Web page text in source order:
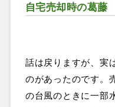
自宅売却時の葛藤
話は戻りますが、実
のがあったのです。
の台風のときに一部